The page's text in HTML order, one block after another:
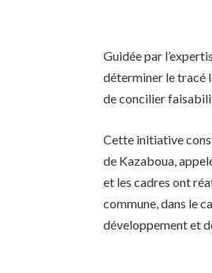
Guidée par
déterminer le tracé
de concilier
Cette initiative
de Kazaboua,
et les cadres ont
commune, dans le
développement et